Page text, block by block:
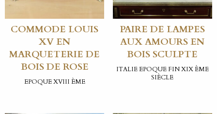
COMMODE LOUIS
XV EN
MARQUETERIE DE
BOIS DE ROSE
EPOQUE XVIII ÈME
PAIRE DE LAMPES
AUX AMOURS EN
BOIS SCULPTE
ITALIE EPOQUE FIN XIX ÈME
SIÈCLE